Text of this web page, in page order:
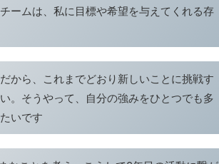
ームは、私に目標や希望を与えてくれる存
から、これまでどおり新しいことに挑戦す
。そうやって、自分の強みをひとつでも多
いです